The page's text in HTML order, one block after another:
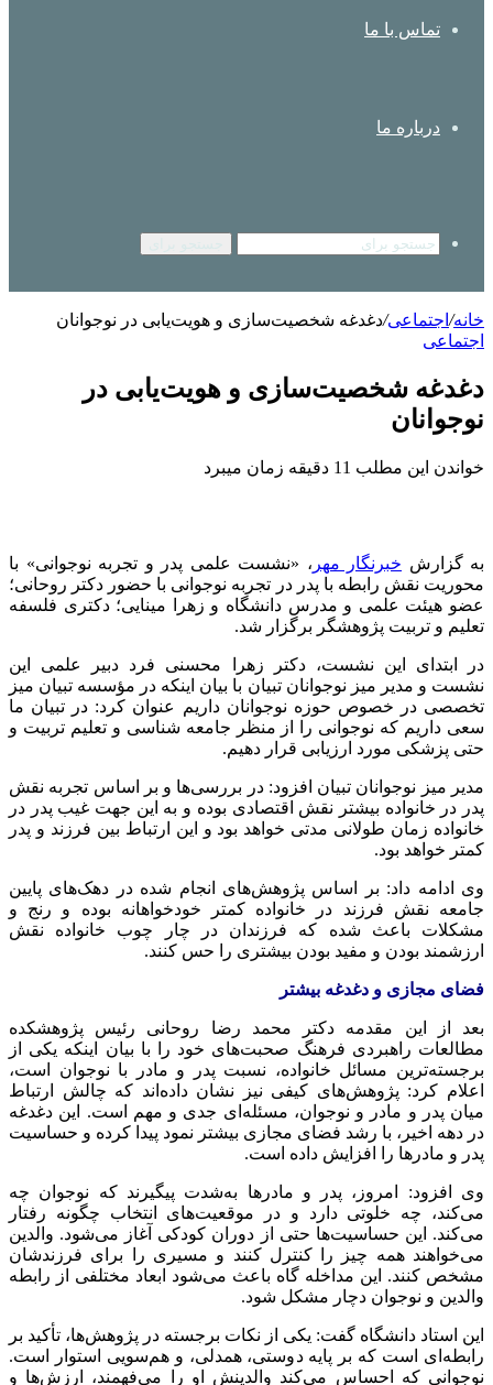
تماس با ما
درباره ما
خانه/ اجتماعی/دغدغه شخصیت‌سازی و هویت‌یابی در نوجوانان
اجتماعی
دغدغه شخصیت‌سازی و هویت‌یابی در
نوجوانان
خواندن این مطلب 11 دقیقه زمان میبرد
به گزارش خبرنگار مهر ، «نشست علمی پدر و تجربه نوجوانی» با
محوریت نقش رابطه با پدر در تجربه نوجوانی با حضور دکتر روحانی؛
عضو هیئت علمی و مدرس دانشگاه و زهرا مینایی؛ دکتری فلسفه
تعلیم و تربیت پژوهشگر برگزار شد.
در ابتدای این نشست، دکتر زهرا محسنی فرد دبیر علمی این
نشست و مدیر میز نوجوانان تبیان با بیان اینکه در مؤسسه تبیان میز
تخصصی در خصوص حوزه نوجوانان داریم عنوان کرد: در تبیان ما
سعی داریم که نوجوانی را از منظر جامعه شناسی و تعلیم تربیت و
حتی پزشکی مورد ارزیابی قرار دهیم.
مدیر میز نوجوانان تبیان افزود: در بررسی‌ها و بر اساس تجربه نقش
پدر در خانواده بیشتر نقش اقتصادی بوده و به این جهت غیب پدر در
خانواده زمان طولانی مدتی خواهد بود و این ارتباط بین فرزند و پدر
کمتر خواهد بود.
وی ادامه داد: بر اساس پژوهش‌های انجام شده در دهک‌های پایین
جامعه نقش فرزند در خانواده کمتر خودخواهانه بوده و رنج و
مشکلات باعث شده که فرزندان در چار
چوب خانواده نقش
ارزشمند بودن و مفید بودن بیشتری را حس کنند.
فضای مجازی و دغدغه بیشتر
بعد از این مقدمه دکتر محمد رضا روحانی رئیس پژوهشکده
مطالعات راهبردی فرهنگ صحبت‌های خود را با بیان اینکه یکی از
برجسته‌ترین مسائل خانواده، نسبت پدر و مادر با نوجوان است،
اعلام کرد: پژوهش‌های کیفی نیز نشان داده‌اند که چالش ارتباط
میان پدر و مادر و نوجوان، مسئله‌ای جدی و مهم است. این دغدغه
در دهه اخیر، با رشد فضای مجازی بیشتر نمود پیدا کرده و حساسیت
پدر و مادرها را افزایش داده است.
وی افزود: امروز، پدر و مادرها به‌شدت پیگیرند که نوجوان چه
می‌کند، چه خلوتی دارد و در موقعیت‌های انتخاب چگونه رفتار
می‌کند. این حساسیت‌ها حتی از دوران کودکی آغاز می‌شود. والدین
می‌خواهند همه چیز را کنترل کنند و مسیری را برای فرزندشان
مشخص کنند. این مداخله گاه باعث می‌شود ابعاد مختلفی از رابطه
والدین و نوجوان دچار مشکل شود.
این استاد دانشگاه گفت: یکی از نکات برجسته در پژوهش‌ها، تأکید بر
رابطه‌ای است که بر پایه دوستی، همدلی، و هم‌سویی استوار است.
نوجوانی که احساس می‌کند والدینش او را می‌فهمند، ارزش‌ها و